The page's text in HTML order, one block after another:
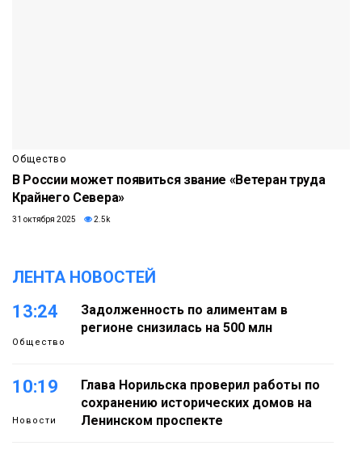
Общество
В России может появиться звание «Ветеран труда
Крайнего Севера»
31 октября 2025 2.5k
ЛЕНТА НОВОСТЕЙ
13:24
Общество
Задолженность по алиментам в
регионе снизилась на 500 млн
10:19
Новости
Глава Норильска проверил работы по
сохранению исторических домов на
Ленинском проспекте